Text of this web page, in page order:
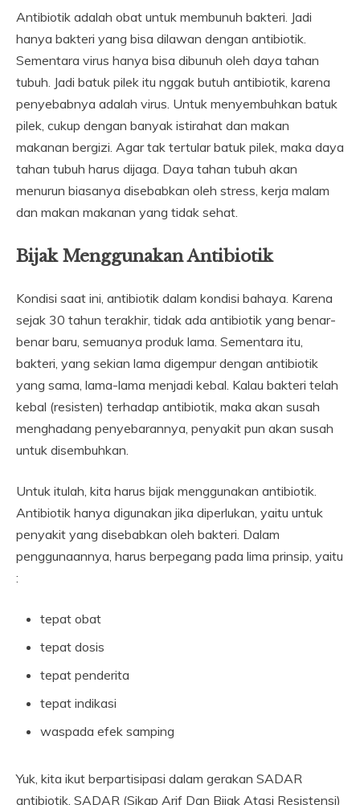
Antibiotik adalah obat untuk membunuh bakteri. Jadi
hanya bakteri yang bisa dilawan dengan antibiotik.
Sementara virus hanya bisa dibunuh oleh daya tahan
tubuh. Jadi batuk pilek itu nggak butuh antibiotik, karena
penyebabnya adalah virus. Untuk menyembuhkan batuk
pilek, cukup dengan banyak istirahat dan makan
makanan bergizi. Agar tak tertular batuk pilek, maka daya
tahan tubuh harus dijaga. Daya tahan tubuh akan
menurun biasanya disebabkan oleh stress, kerja malam
dan makan makanan yang tidak sehat.
Bijak Menggunakan Antibiotik
Kondisi saat ini, antibiotik dalam kondisi bahaya. Karena
sejak 30 tahun terakhir, tidak ada antibiotik yang benar-
benar baru, semuanya produk lama. Sementara itu,
bakteri, yang sekian lama digempur dengan antibiotik
yang sama, lama-lama menjadi kebal. Kalau bakteri telah
kebal (resisten) terhadap antibiotik, maka akan susah
menghadang penyebarannya, penyakit pun akan susah
untuk disembuhkan.
Untuk itulah, kita harus bijak menggunakan antibiotik.
Antibiotik hanya digunakan jika diperlukan, yaitu untuk
penyakit yang disebabkan oleh bakteri. Dalam
penggunaannya, harus berpegang pada lima prinsip, yaitu
:
tepat obat
tepat dosis
tepat penderita
tepat indikasi
waspada efek samping
Yuk, kita ikut berpartisipasi dalam gerakan SADAR
antibiotik. SADAR (Sikap Arif Dan Bijak Atasi Resistensi)